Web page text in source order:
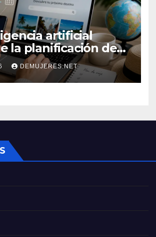
artificial
la planificación de
huéspedes
sus decisiones y
enfocándose en
DEMUJERES.NET